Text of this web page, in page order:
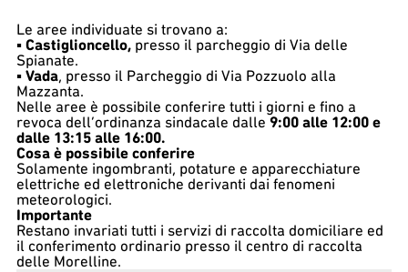
Le aree individuate si trovano a:
▪️ Castiglioncello,presso il parcheggio di Via delle
Spianate.
▪️ Vada, presso il Parcheggio di Via Pozzuolo alla
Mazzanta.
Nelle aree è possibile conferire tutti i giorni e fino a
revoca dell’ordinanza sindacale dalle 9:00 alle 12:00 e
dalle 13:15 alle 16:00.
Cosa è possibile conferire
Solamente ingombranti, potature e apparecchiature
elettriche ed elettroniche derivanti dai fenomeni
meteorologici.
Importante
Restano invariati tutti i servizi di raccolta domiciliare ed
il conferimento ordinario presso il centro di raccolta
delle Morelline.